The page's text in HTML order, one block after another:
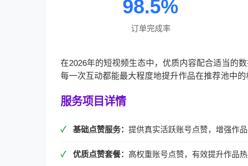
98.5%
订单完成率
在2026年的短视频生态中，优质内容配合适当的
每一次互动都能最大程度地提升作品在推荐池中的
服务项目详情
基础点赞服务： 提供真实活跃账号点赞，增强作
优质点赞套餐： 高权重账号点赞，有效提升作品